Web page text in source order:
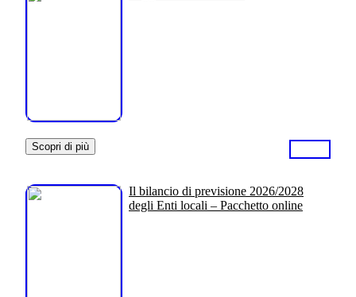
Scopri di più
Il bilancio di previsione 2026/2028
degli Enti locali – Pacchetto online